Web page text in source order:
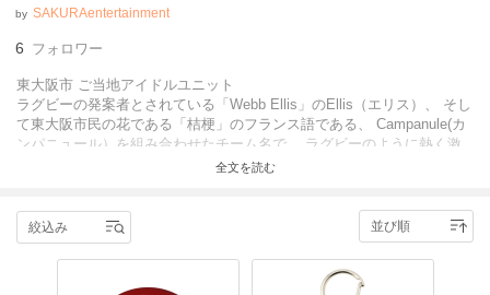
by SAKURAentertainment
6 フォロワー
東大阪市 ご当地アイドルユニット
ラグビーの発案者とされている「Webb Ellis」のEllis（エリス）、 そし
て東大阪市民の花である「桔梗」のフランス語である、 Campanule(カ
ンパニュール）を組み合わせたチーム名で、 ラグビーのように熱く激
しく、そして桔梗の花のように美しい パフォーマンスで活躍中
全文を読む
絞込み